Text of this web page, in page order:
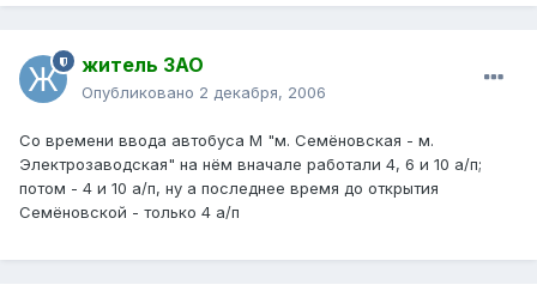
житель ЗАО
Опубликовано 2 декабря, 2006
Со времени ввода автобуса М "м. Семёновская - м.
Электрозаводская" на нём вначале работали 4, 6 и 10 а/п;
потом - 4 и 10 а/п, ну а последнее время до открытия
Семёновской - только 4 а/п